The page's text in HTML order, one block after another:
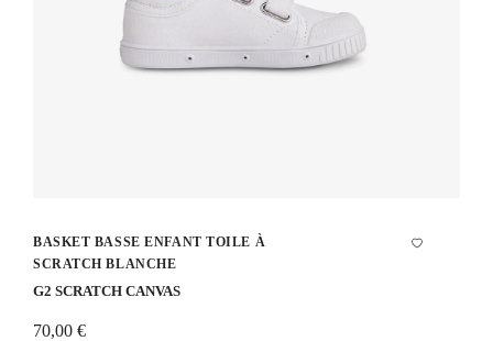
BASKET BASSE ENFANT TOILE À
SCRATCH BLANCHE
G2 SCRATCH CANVAS
70,00 €